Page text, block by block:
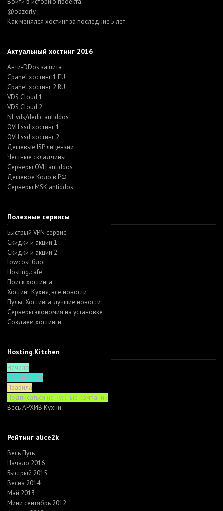
Войти в историю проекта
@obzorly
Как менялся хостинг за последние 5 лет
Актуальный хостинг 2016
Анти-DDos защита
Cpanel хостинг 1 EU
Cpanel хостинг 2 RU
VDS Cloud 1
VDS Cloud 2
NL vds/dedic antiddos
OVH ssd хостинг 1
OVH ssd хостинг 2
Дешевые ISP лицензии
Честные складчины
Серверы OVH antiddos
Дешевое Коло в РФ
Серверы MSK antiddos
Полезные сервисы
Быстрый VPN сервис
Скидки и акции 1
Скидки и акции 2
lowcost блог
Hosting.cafe
Поиск хостинга
Хостинг Кухня, все новости
Пульс Хостинга, лучшие новости
Серверы экономия на установке
Создаем хостинги
Hosting.Kitchen
Начало
Функционал
Правила
Подписаться на нужные компании
Весь АРХИВ Кухни
Рейтинг alice2k
Весь Путь
Начало 2016
Быстрый 2015
Весна 2014
Май 2013
Мини сентябрь 2012